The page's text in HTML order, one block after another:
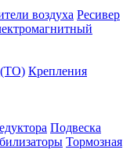
воздуха Ресивер
(ТО) Крепления
Подвеска
Тормозная